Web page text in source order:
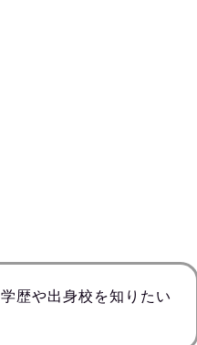
歴や出身校を知りたい